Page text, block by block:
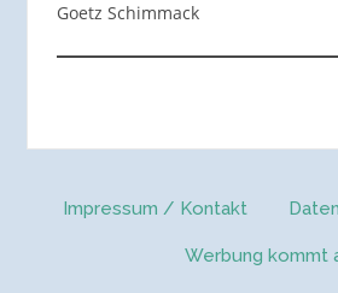
Goetz Schimmack
Impressum / Kontakt
Werbung kommt